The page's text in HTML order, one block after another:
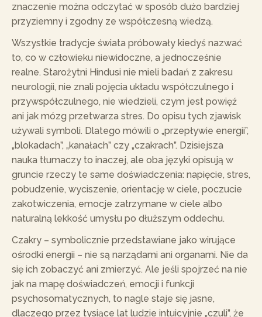
znaczenie można odczytać w sposób dużo bardziej
przyziemny i zgodny ze współczesną wiedzą.
Wszystkie tradycje świata próbowały kiedyś nazwać
to, co w człowieku niewidoczne, a jednocześnie
realne. Starożytni Hindusi nie mieli badań z zakresu
neurologii, nie znali pojęcia układu współczulnego i
przywspółczulnego, nie wiedzieli, czym jest powięź
ani jak mózg przetwarza stres. Do opisu tych zjawisk
używali symboli. Dlatego mówili o „przepływie energii”,
„blokadach”, „kanałach” czy „czakrach”. Dzisiejsza
nauka tłumaczy to inaczej, ale oba języki opisują w
gruncie rzeczy te same doświadczenia: napięcie, stres,
pobudzenie, wyciszenie, orientację w ciele, poczucie
zakotwiczenia, emocje zatrzymane w ciele albo
naturalną lekkość umysłu po dłuższym oddechu.
Czakry – symbolicznie przedstawiane jako wirujące
ośrodki energii – nie są narządami ani organami. Nie da
się ich zobaczyć ani zmierzyć. Ale jeśli spojrzeć na nie
jak na mapę doświadczeń, emocji i funkcji
psychosomatycznych, to nagle staje się jasne,
dlaczego przez tysiące lat ludzie intuicyjnie „czuli”, że